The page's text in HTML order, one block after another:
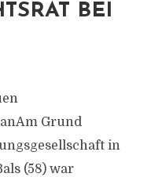
BEI
Grund
in
(58) war